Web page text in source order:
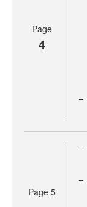
Page
4
Page 5